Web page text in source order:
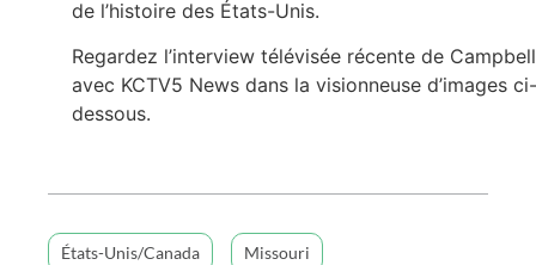
de l’histoire des États-Unis.
Regardez l’interview télévisée récente de Campbell
avec KCTV5 News dans la visionneuse d’images ci-
dessous.
États-Unis/Canada Missouri